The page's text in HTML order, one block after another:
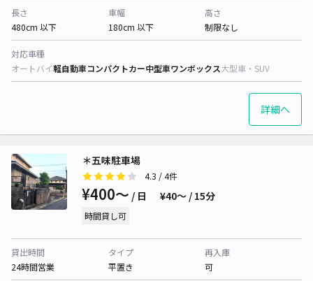
長さ
480cm 以下
車幅
180cm 以下
高さ
制限なし
対応車種
オートバイ軽自動車コンパクトカー中型車ワンボックス大型車・SUV
詳細へ
＊五味駐車場
4.3 / 4件
¥400〜 / 日 ¥40〜 / 15分
時間貸し可
貸出時間
24時間営業
タイプ
平置き
再入庫
可